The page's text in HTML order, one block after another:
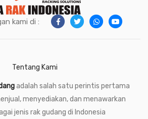
kami di :
Tentang Kami
adalah salah satu perintis pertama
menyediakan, dan menawarkan
jenis rak gudang di Indonesia